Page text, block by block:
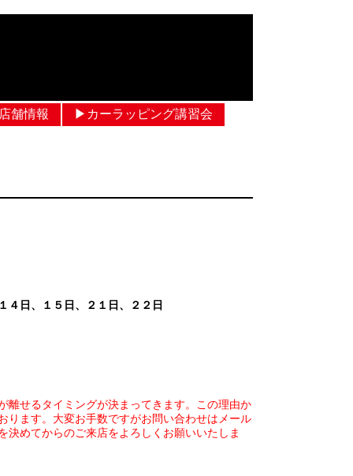
舗情報
▶︎カーラッピング講習会
４日、１５日、２１日、２２日
離せるタイミングが決まってきます。この理由か
ります。大変お手数ですがお問い合わせはメール
決めてからのご来店をよろしくお願いいたしま